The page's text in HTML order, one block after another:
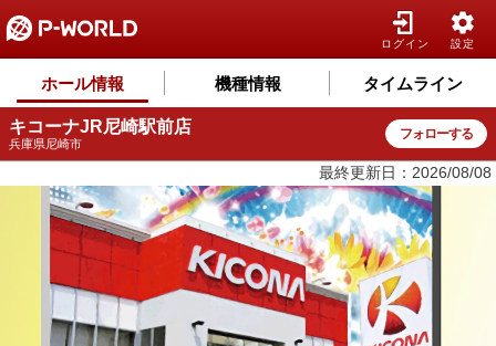
ログイン 設定
ホール情報 機種情報 タイムライン
キコーナJR尼崎駅前店
兵庫県尼崎市
フォローする
最終更新日：2026/08/08